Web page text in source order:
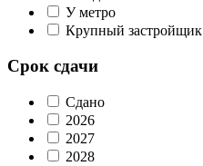
У метро
Крупный застройщик
Срок сдачи
Сдано
2026
2027
2028